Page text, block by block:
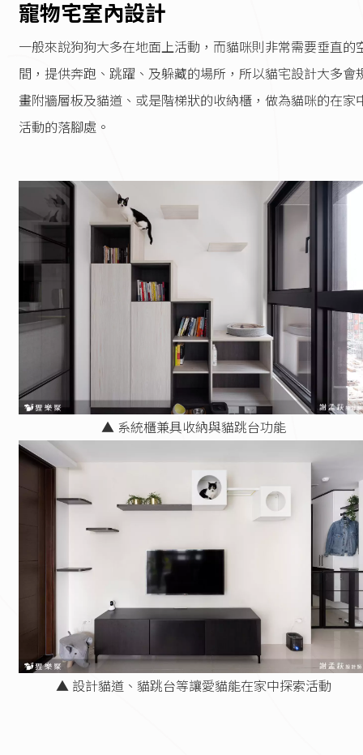
寵物宅室內設計
一般來說狗狗大多在地面上活動，而貓咪則非常需要垂直的
間，提供奔跑、跳躍、及躲藏的場所，所以貓宅設計大多會
畫附牆層板及貓道、或是階梯狀的收納櫃，做為貓咪的在家
活動的落腳處。
▲ 系統櫃兼具收納與貓跳台功能
▲ 設計貓道、貓跳台等讓愛貓能在家中探索活動